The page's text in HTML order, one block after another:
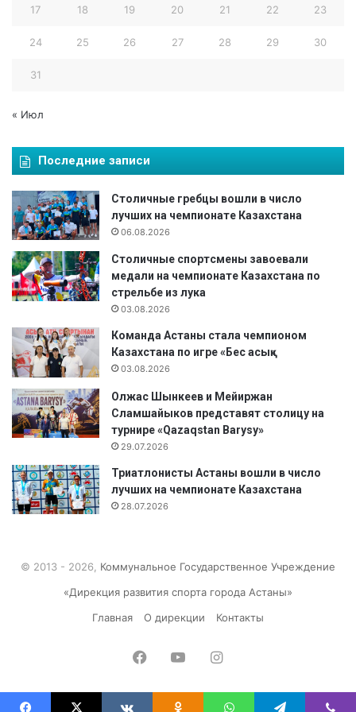
17 18 19 20 21 22 23
24 25 26 27 28 29 30
31
« Июл
Последние записи
Столичные гребцы вошли в число
лучших на чемпионате Казахстана
06.08.2026
Столичные спортсмены завоевали
медали на чемпионате Казахстана по
стрельбе из лука
03.08.2026
Команда Астаны стала чемпионом
Казахстана по игре «Бес асық»
03.08.2026
Олжас Шынкеев и Мейиржан
Сламшайыков представят столицу на
турнире «Qazaqstan Barysy»
29.07.2026
Триатлонисты Астаны вошли в число
лучших на чемпионате Казахстана
28.07.2026
© 2013 - 2026, Коммунальное Государственное Учреждение
«Дирекция развития спорта города Астаны»
Главная
О дирекции Контакты
FacebookYouTubeInstagram